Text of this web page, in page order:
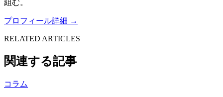
組む。
プロフィール詳細 →
RELATED ARTICLES
関連する記事
コラム